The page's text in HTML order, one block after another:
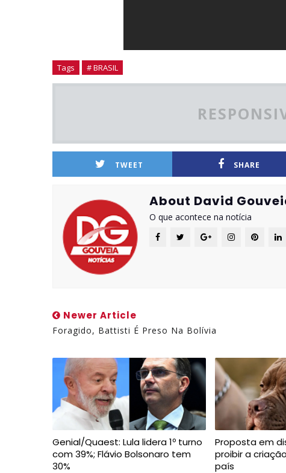
Tags # BRASIL
TWEET SHARE
About David
O que acontece na notícia
Newer Article
Foragido, Battisti É Preso Na Bolívia
Genial/Quaest: Lula lidera 1º turno
com 39%; Flávio Bolsonaro tem
30%
Proposta em
proibir a
país